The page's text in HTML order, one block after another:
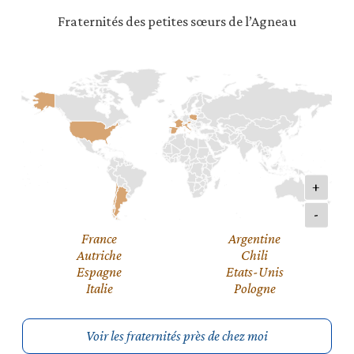
Fraternités des petites sœurs de l’Agneau
+
-
France
Argentine
Autriche
Chili
Espagne
Etats-Unis
Italie
Pologne
Voir les fraternités près de chez moi